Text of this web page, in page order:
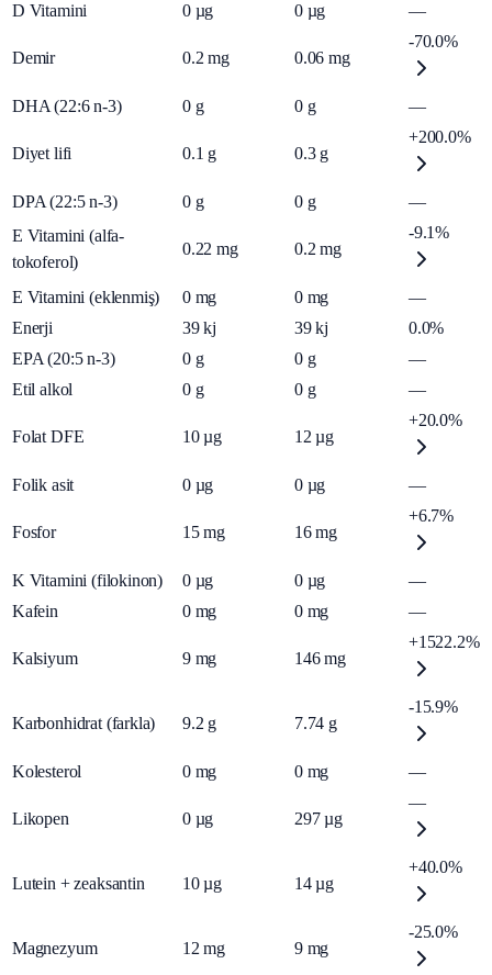
D Vitamini 0 µg 0 µg —
Demir 0.2 mg 0.06 mg
-70.0%
DHA (22:6 n-3) 0 g 0 g —
Diyet lifi 0.1 g 0.3 g
+200.0%
DPA (22:5 n-3) 0 g 0 g
—
E Vitamini (alfa-
tokoferol)
0.22 mg 0.2 mg
-9.1%
E Vitamini (eklenmiş) 0 mg 0 mg
—
Enerji
39 kj 39 kj
0.0%
EPA (20:5 n-3)
0 g 0 g
—
Etil alkol
0 g 0 g —
Folat DFE 10 µg 12 µg
+20.0%
Folik asit 0 µg 0 µg —
Fosfor 15 mg 16 mg
+6.7%
K Vitamini (filokinon) 0 µg 0 µg
—
Kafein
0 mg 0 mg —
Kalsiyum 9 mg 146 mg
+1522.2%
Karbonhidrat (farkla) 9.2 g 7.74 g
-15.9%
Kolesterol 0 mg 0 mg —
Likopen 0 µg 297 µg
—
Lutein + zeaksantin 10 µg 14 µg
+40.0%
Magnezyum 12 mg 9 mg
-25.0%